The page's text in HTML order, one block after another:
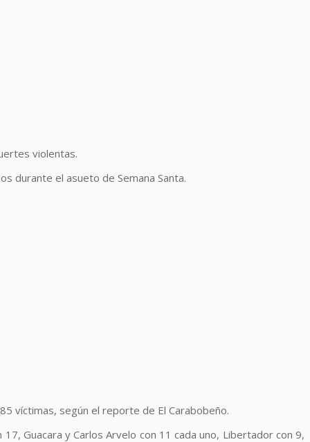
violentas.
durante el asueto de Semana Santa.
víctimas, según el reporte de El Carabobeño.
Guacara y Carlos Arvelo con 11 cada uno, Libertador con 9,